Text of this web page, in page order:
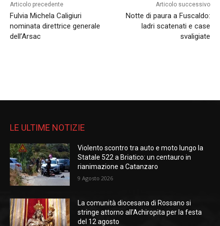
Articolo precedente
Fulvia Michela Caligiuri
nominata direttrice generale
dell’Arsac
Articolo successivo
Notte di paura a Fuscaldo:
ladri scatenati e case
svaligiate
LE ULTIME NOTIZIE
Violento scontro tra auto e moto lungo la
Statale 522 a Briatico: un centauro in
rianimazione a Catanzaro
9 Agosto 2026
La comunità diocesana di Rossano si
stringe attorno all’Achiropita per la festa
del 12 agosto